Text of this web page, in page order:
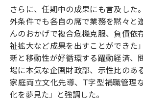
さらに、任期中の成果にも言及した
外条件でも各自の席で業務を黙々と
んのおかげで複合危機克服、負債依
祉拡大など成果を出すことができた
新と移動性が好循環する躍動経済、
場に本気な企画財政部、示性比のあ
家庭両立文化先導、T字型補職管理
化を夢見た」と強調した。